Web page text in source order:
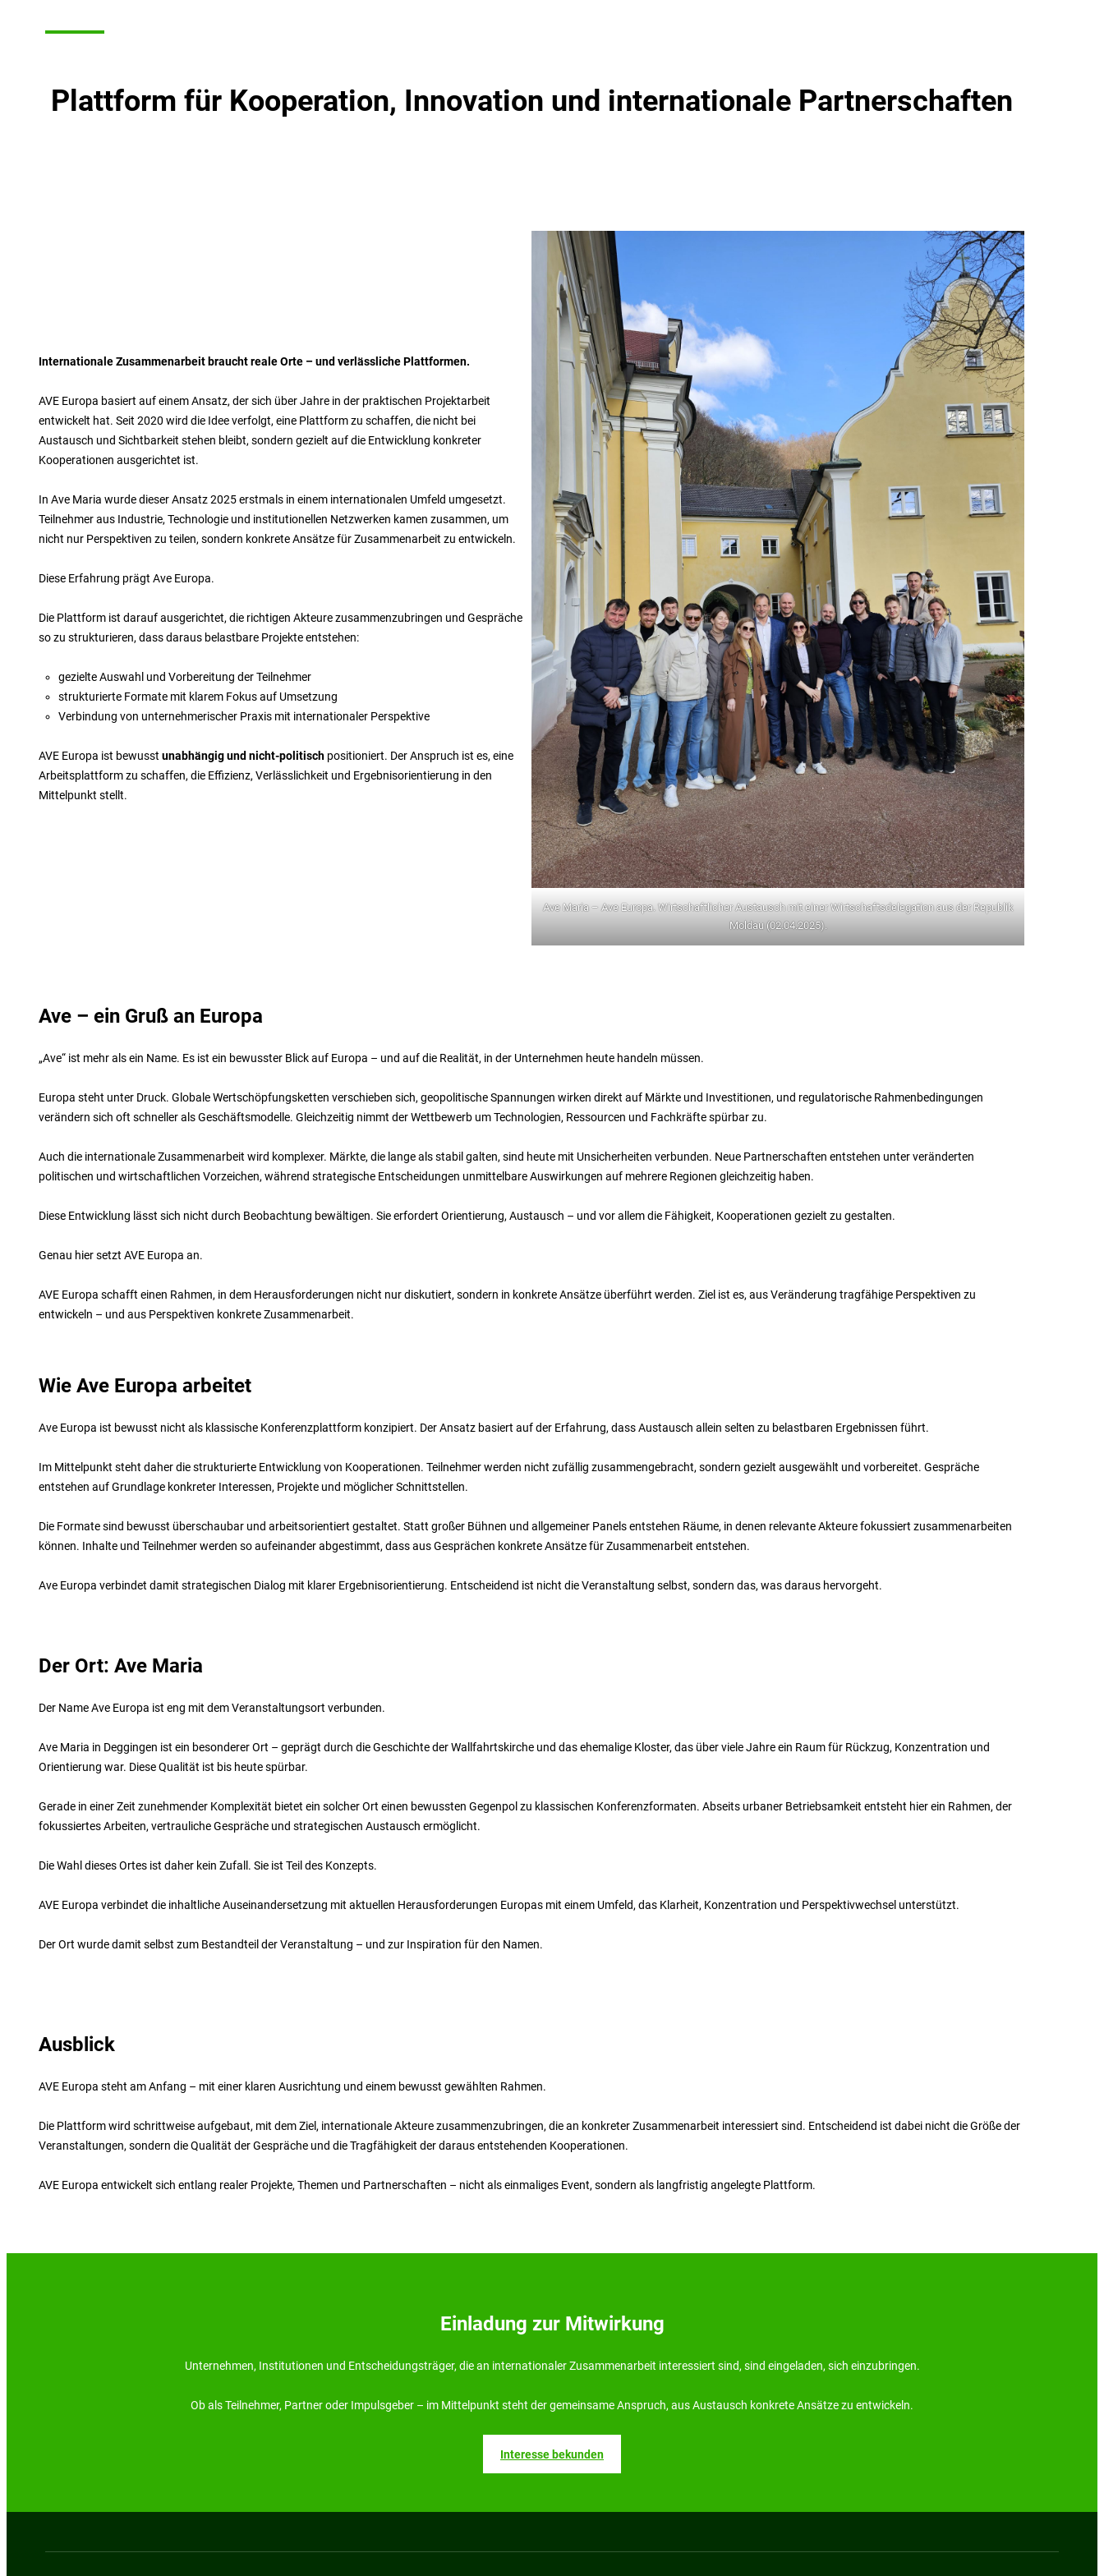
Plattform für Kooperation, Innovation und internationale Partnerschaften
Internationale Zusammenarbeit braucht reale Orte – und verlässliche Plattformen.
AVE Europa basiert auf einem Ansatz, der sich über Jahre in der praktischen Projektarbeit
entwickelt hat. Seit 2020 wird die Idee verfolgt, eine Plattform zu schaffen, die nicht bei
Austausch und Sichtbarkeit stehen bleibt, sondern gezielt auf die Entwicklung konkreter
Kooperationen ausgerichtet ist.
In Ave Maria wurde dieser Ansatz 2025 erstmals in einem internationalen Umfeld umgesetzt.
Teilnehmer aus Industrie, Technologie und institutionellen Netzwerken kamen zusammen, um
nicht nur Perspektiven zu teilen, sondern konkrete Ansätze für Zusammenarbeit zu entwickeln.
Diese Erfahrung prägt Ave Europa.
Die Plattform ist darauf ausgerichtet, die richtigen Akteure zusammenzubringen und Gespräche
so zu strukturieren, dass daraus belastbare Projekte entstehen:
gezielte Auswahl und Vorbereitung der Teilnehmer
strukturierte Formate mit klarem Fokus auf Umsetzung
Verbindung von unternehmerischer Praxis mit internationaler Perspektive
AVE Europa ist bewusstunabhängig und nicht-politisch positioniert. Der Anspruch ist es, eine
Arbeitsplattform zu schaffen, die Effizienz, Verlässlichkeit und Ergebnisorientierung in den
Mittelpunkt stellt.
Ave Maria – Ave Europa. Wirtschaftlicher Austausch mit einer Wirtschaftsdelegation aus der Republik
Moldau (02.04.2025).
Ave – ein Gruß an Europa
„Ave“ ist mehr als ein Name. Es ist ein bewusster Blick auf Europa – und auf die Realität, in der Unternehmen heute handeln müssen.
Europa steht unter Druck. Globale Wertschöpfungsketten verschieben sich, geopolitische Spannungen wirken direkt auf Märkte und Investitionen, und regulatorische Rahmenbedingungen
verändern sich oft schneller als Geschäftsmodelle. Gleichzeitig nimmt der Wettbewerb um Technologien, Ressourcen und Fachkräfte spürbar zu.
Auch die internationale Zusammenarbeit wird komplexer. Märkte, die lange als stabil galten, sind heute mit Unsicherheiten verbunden. Neue Partnerschaften entstehen unter veränderten
politischen und wirtschaftlichen Vorzeichen, während strategische Entscheidungen unmittelbare Auswirkungen auf mehrere Regionen gleichzeitig haben.
Diese Entwicklung lässt sich nicht durch Beobachtung bewältigen. Sie erfordert Orientierung, Austausch – und vor allem die Fähigkeit, Kooperationen gezielt zu gestalten.
Genau hier setzt AVE Europa an.
AVE Europa schafft einen Rahmen, in dem Herausforderungen nicht nur diskutiert, sondern in konkrete Ansätze überführt werden. Ziel ist es, aus Veränderung tragfähige Perspektiven zu
entwickeln – und aus Perspektiven konkrete Zusammenarbeit.
Wie Ave Europa arbeitet
Ave Europa ist bewusst nicht als klassische Konferenzplattform konzipiert. Der Ansatz basiert auf der Erfahrung, dass Austausch allein selten zu belastbaren Ergebnissen führt.
Im Mittelpunkt steht daher die strukturierte Entwicklung von Kooperationen. Teilnehmer werden nicht zufällig zusammengebracht, sondern gezielt ausgewählt und vorbereitet. Gespräche
entstehen auf Grundlage konkreter Interessen, Projekte und möglicher Schnittstellen.
Die Formate sind bewusst überschaubar und arbeitsorientiert gestaltet. Statt großer Bühnen und allgemeiner Panels entstehen Räume, in denen relevante Akteure fokussiert zusammenarbeiten
können. Inhalte und Teilnehmer werden so aufeinander abgestimmt, dass aus Gesprächen konkrete Ansätze für Zusammenarbeit entstehen.
Ave Europa verbindet damit strategischen Dialog mit klarer Ergebnisorientierung. Entscheidend ist nicht die Veranstaltung selbst, sondern das, was daraus hervorgeht.
Der Ort: Ave Maria
Der Name Ave Europa ist eng mit dem Veranstaltungsort verbunden.
Ave Maria in Deggingen ist ein besonderer Ort – geprägt durch die Geschichte der Wallfahrtskirche und das ehemalige Kloster, das über viele Jahre ein Raum für Rückzug, Konzentration und
Orientierung war. Diese Qualität ist bis heute spürbar.
Gerade in einer Zeit zunehmender Komplexität bietet ein solcher Ort einen bewussten Gegenpol zu klassischen Konferenzformaten. Abseits urbaner Betriebsamkeit entsteht hier ein Rahmen, der
fokussiertes Arbeiten, vertrauliche Gespräche und strategischen Austausch ermöglicht.
Die Wahl dieses Ortes ist daher kein Zufall. Sie ist Teil des Konzepts.
AVE Europa verbindet die inhaltliche Auseinandersetzung mit aktuellen Herausforderungen Europas mit einem Umfeld, das Klarheit, Konzentration und Perspektivwechsel unterstützt.
Der Ort wurde damit selbst zum Bestandteil der Veranstaltung – und zur Inspiration für den Namen.
Ausblick
AVE Europa steht am Anfang – mit einer klaren Ausrichtung und einem bewusst gewählten Rahmen.
Die Plattform wird schrittweise aufgebaut, mit dem Ziel, internationale Akteure zusammenzubringen, die an konkreter Zusammenarbeit interessiert sind. Entscheidend ist dabei nicht die Größe der
Veranstaltungen, sondern die Qualität der Gespräche und die Tragfähigkeit der daraus entstehenden Kooperationen.
AVE Europa entwickelt sich entlang realer Projekte, Themen und Partnerschaften – nicht als einmaliges Event, sondern als langfristig angelegte Plattform.
Einladung zur Mitwirkung
Unternehmen, Institutionen und Entscheidungsträger, die an internationaler Zusammenarbeit interessiert sind, sind eingeladen, sich einzubringen.
Ob als Teilnehmer, Partner oder Impulsgeber – im Mittelpunkt steht der gemeinsame Anspruch, aus Austausch konkrete Ansätze zu entwickeln.
Interesse bekunden